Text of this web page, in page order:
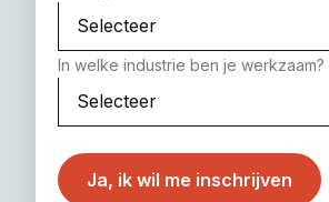
In welke industrie ben je werkzaam?